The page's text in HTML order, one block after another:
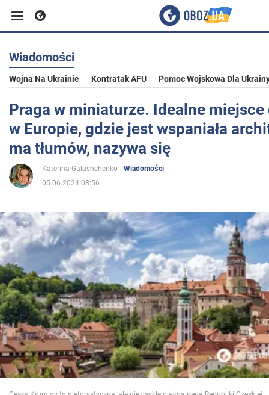
Biznes
Sport
Rozrywka
Życie
Polityka
Społeczeństwo
Wojna na Ukrainie
Świat
Jedzenie
Wiadomości
Wojna Na Ukrainie Kontratak AFU Pomoc Wojskowa Dla
Praga w miniaturze. Idealne
w Europie, gdzie jest wspaniała
ma tłumów, nazywa się
Katerina Galushchenko
Wiadomości
05.06.2024 08:56